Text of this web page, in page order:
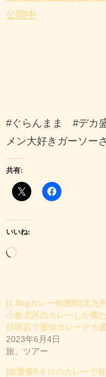
公開中
#ぐらんまま #デ
メン大好きガーソー
共有:
いいね:
読
み
中
…
[1.8kgカレー初挑戦]北九州市
小倉北区のカレーしか勝
日明店で最強カレーデカ
2023年6月4日
旅、ツアー
[総重量5キロのカレーで